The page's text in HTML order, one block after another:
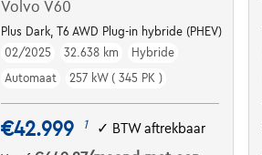
Volvo V60
Plus Dark, T6 AWD Plug-in hybride (PHEV)
02/2025
32.638 km
Hybride
Automaat
257 kW ( 345 PK )
€42.999 1 ✓ BTW aftrekbaar